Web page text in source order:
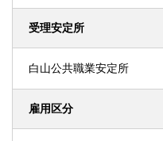
受理安定所
白山公共職業安定所
雇用区分